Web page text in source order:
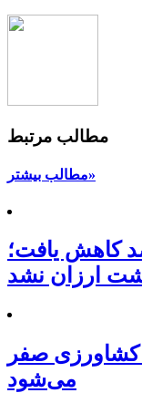
مطالب مرتبط
مطالب بیشتر»
زنده 30 درصد کاهش یافت؛
ارزان نشد
صفر
می‌شود